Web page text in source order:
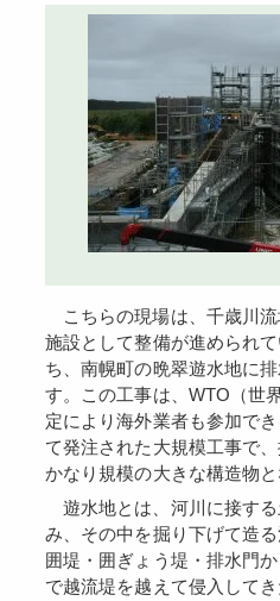
こちらの現場は、千歳川流域の洪水被害を防ぐ治水
施設として整備が進められ
ち、南幌町の晩翠遊水地に
す。この工事は、WTO（世
定により海外業者も参加で
て発注された大規模工事で
かなり規模の大きな構造物と
遊水地とは、河川に接する土地の一部を堤防で囲
み、その中を掘り下げて造
囲堤・囲ぎょう堤・排水門
で越流堤を越えて侵入して